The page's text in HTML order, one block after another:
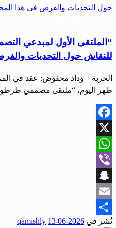
“الملتقى الأول لمبدعي
للنقاش حول التحديات
الحرية – وداد محفوض: عقد في
ظهر اليوم، “ملتقى مصممي
Facebook
X
WhatsApp
Viber
Snapchat
Email
Share
نُشر في 2026-06-13
qamishly